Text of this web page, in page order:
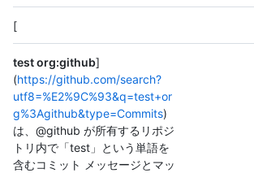
[
test org:github]
(https://github.com/search?
utf8=%E2%9C%93&q=test+or
g%3Agithub&type=Commits)
は、@github が所有するリポジ
トリ内で「test」という単語を
含むコミット メッセージとマッ